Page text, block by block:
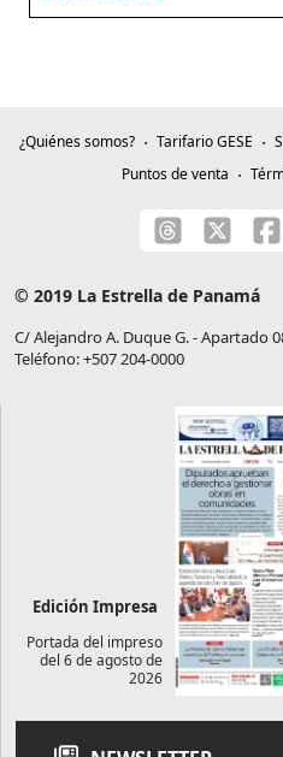
¿Quiénes somos? Tarifario GESE
Puntos de venta
© 2019 La Estrella de Panamá
C/ Alejandro A. Duque G. - Apartado
Teléfono: +507 204-0000
Edición Impresa
Portada del impreso
del 6 de agosto de
2026